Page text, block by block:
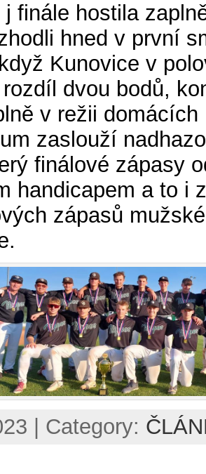
finále hostila
hned v první
Kunovice v
dvou bodů,
v režii domácích
zaslouží
finálové zápasy
handicapem a to i
zápasů
| Category: